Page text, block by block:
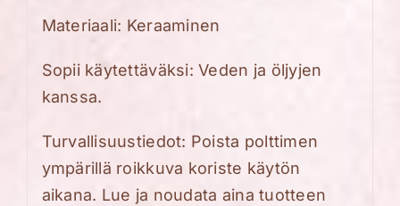
Materiaali: Keraaminen
Sopii käytettäväksi: Veden ja öljyjen
kanssa.
Turvallisuustiedot: Poista polttimen
ympärillä roikkuva koriste käytön
aikana. Lue ja noudata aina tuotteen